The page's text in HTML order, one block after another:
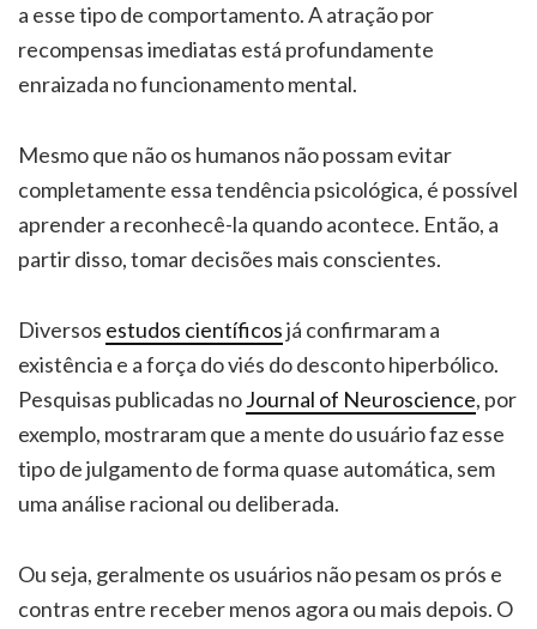
a esse tipo de comportamento. A atração por
recompensas imediatas está profundamente
enraizada no funcionamento mental.
Mesmo que não os humanos não possam evitar
completamente essa tendência psicológica, é possível
aprender a reconhecê-la quando acontece. Então, a
partir disso, tomar decisões mais conscientes.
Diversos estudos científicosjá confirmaram a
existência e a força do viés do desconto hiperbólico.
Pesquisas publicadas noJournal of Neuroscience, por
exemplo, mostraram que a mente do usuário faz esse
tipo de julgamento de forma quase automática, sem
uma análise racional ou deliberada.
Ou seja, geralmente os usuários não pesam os prós e
contras entre receber menos agora ou mais depois. O